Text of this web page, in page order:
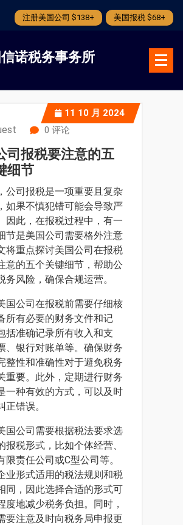
注册美国公司 $138+ 美国报税 $68+
信诺税务事务所
11 10 月 2024
0 评论
司报税要注意的五
细节
公司报税是一项重要且复杂
如果不慎犯错可能会导致严
因此，在报税过程中，有一
节是美国公司需要格外注意
将重点探讨美国公司在报税
意的五个关键细节，帮助公
务风险，确保合规运营。
国公司在报税前需要仔细核
所有必要的财务文件和记
括准确记录所有收入和支
、银行对账单等。确保财务
整性和准确性对于避免税务
重要。此外，定期进行财务
一种有效的方式，可以及时
正错误。
国公司需要根据税法要求选
报税形式，比如个体经营、
限责任公司或C型公司等。
业形式适用的税法规则和税
同，因此选择合适的形式可
度地减少税务负担。同时，
要注意及时向税务局申报更